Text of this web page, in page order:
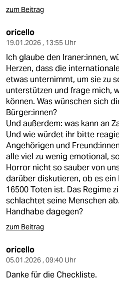
zum Beitrag
oricello
19.01.2026 , 13:55 Uhr
Ich glaube den Iraner:innen,
Herzen, dass die
etwas unternimmt, um sie zu
unterstützen und frage mich,
können. Was wünschen sich
Bürger:innen?
Und außerdem: was kann an
Und wie würdet ihr bitte
Angehörigen und
alle viel zu wenig emotional,
Horror nicht so sauber von
darüber diskutieren, ob es
16500 Toten ist. Das Regime
schlachtet seine Menschen
Handhabe dagegen?
zum Beitrag
oricello
05.01.2026 , 09:40 Uhr
Danke für die Checkliste.